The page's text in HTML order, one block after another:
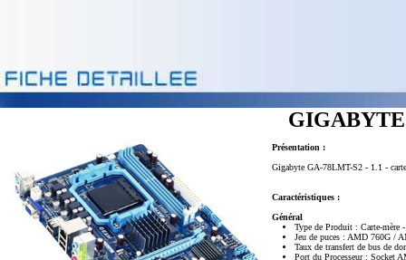
Présentation :
Gigabyte GA-78LMT-S2 - 1.1 -
Caractéristiques :
Général
Type de Produit : Carte-mère
Jeu de puces : AMD 760G /
Taux de transfert de bus de
Port du Processeur : Socket